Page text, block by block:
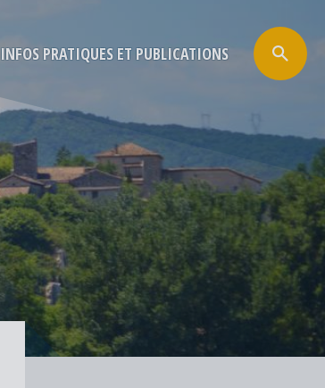
INFOS PRATIQUES ET PUBLICATIONS